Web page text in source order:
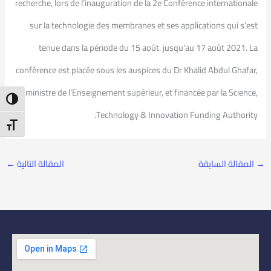
sur la technologie des membranes et ses applications qui s’est
tenue dans la période du 15 août. jusqu’au 17 août 2021. La
conférence est placée sous les auspices du Dr Khalid Abdul Ghafar,
ministre de l’Enseignement supérieur, et financée par la Science,
Technology & Innovation Funding Authority.
→ المقالة السابقة المقالة التالية ←